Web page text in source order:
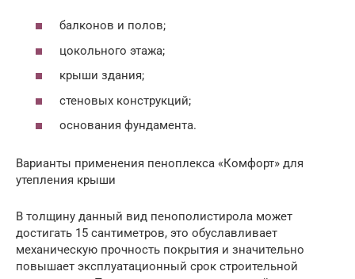
балконов и полов;
цокольного этажа;
крыши здания;
стеновых конструкций;
основания фундамента.
Варианты применения пеноплекса «Комфорт» для
утепления крыши
В толщину данный вид пенополистирола может
достигать 15 сантиметров, это обуславливает
механическую прочность покрытия и значительно
повышает эксплуатационный срок строительной